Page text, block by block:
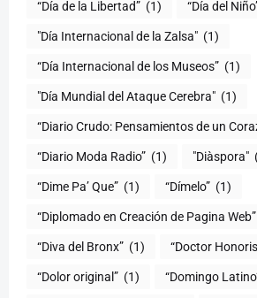
(1) “Día del
"Día Internacional de la Zalsa" (1)
“Día Internacional de los Museos” (1)
"Día Mundial del Ataque Cerebra" (1)
“Diario Crudo: Pensamientos de un
“Diario Moda Radio” (1)
“Dime Pa’ Que” (1) “Dímelo” (1)
“Diplomado en Creación de Pagina Web”
“Diva del Bronx” (1) “Doctor
“Dolor original” (1) “Domingo